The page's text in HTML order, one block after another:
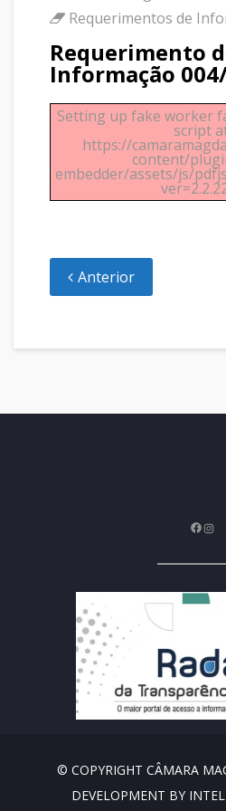
Requerimentos de
Requerimento
Informação
Setting up fake worker
script
https://
content/
embedder/assets/js/
Anterior
Facebook
© COPYRIGHT CÂMARA
DEVELOPMENT BY